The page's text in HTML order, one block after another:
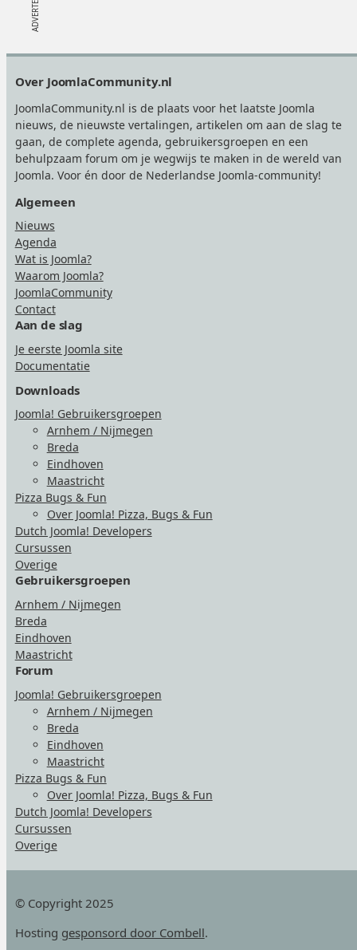
Over JoomlaCommunity.nl
JoomlaCommunity.nl is de plaats voor het laatste Joomla
nieuws, de nieuwste vertalingen, artikelen om aan de slag te
gaan, de complete agenda, gebruikersgroepen en een
behulpzaam forum om je wegwijs te maken in de wereld van
Joomla. Voor én door de Nederlandse Joomla-community!
Algemeen
Nieuws
Agenda
Wat is Joomla?
Waarom Joomla?
JoomlaCommunity
Contact
Aan de slag
Je eerste Joomla site
Documentatie
Downloads
Joomla! Gebruikersgroepen
Arnhem / Nijmegen
Breda
Eindhoven
Maastricht
Pizza Bugs & Fun
Over Joomla! Pizza, Bugs & Fun
Dutch Joomla! Developers
Cursussen
Overige
Gebruikersgroepen
Arnhem / Nijmegen
Breda
Eindhoven
Maastricht
Forum
Joomla! Gebruikersgroepen
Arnhem / Nijmegen
Breda
Eindhoven
Maastricht
Pizza Bugs & Fun
Over Joomla! Pizza, Bugs & Fun
Dutch Joomla! Developers
Cursussen
Overige
© Copyright 2025
Hosting gesponsord door Combell.